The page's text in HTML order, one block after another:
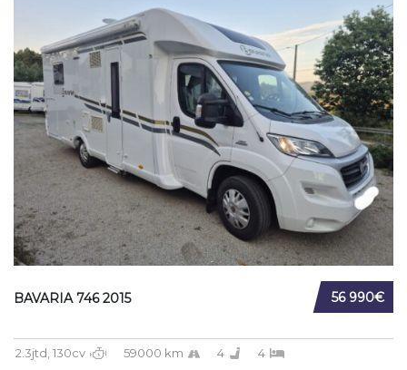
56 990€
BAVARIA 746 2015
2.3jtd, 130cv 59000 km 4 4